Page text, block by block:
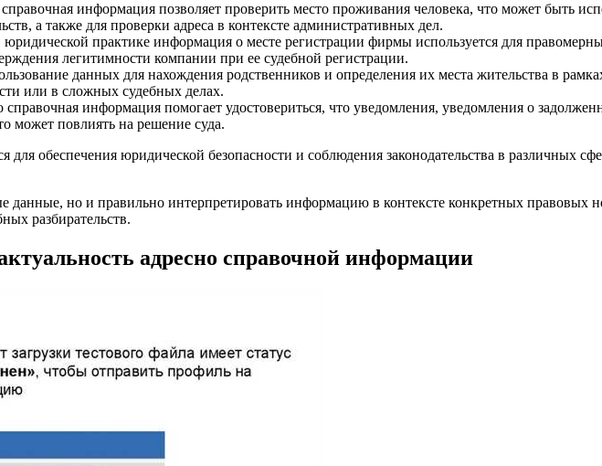
информация позволяет проверить место проживания человека, что может быть
а также для проверки адреса в контексте административных дел.
практике информация о месте регистрации фирмы используется для
легитимности компании при ее судебной регистрации.
данных для нахождения родственников и определения их места жительства в
или в сложных судебных делах.
справочная информация помогает удостовериться, что уведомления, уведомления о
может повлиять на решение суда.
обеспечения юридической безопасности и соблюдения законодательства в различных
данные, но и правильно интерпретировать информацию в контексте конкретных правовых
разбирательств.
адресно справочной информации